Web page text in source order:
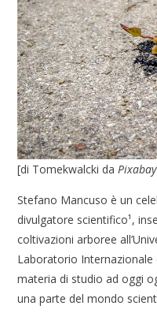
[di Tomekwalcki daPixabay
Stefano Mancuso è un
divulgatore scientifico¹,
coltivazioni arboree
Laboratorio Internazionale
materia di studio ad oggi
una parte del mondo